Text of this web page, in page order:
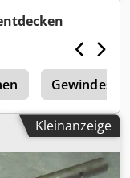
Kleinanzeige